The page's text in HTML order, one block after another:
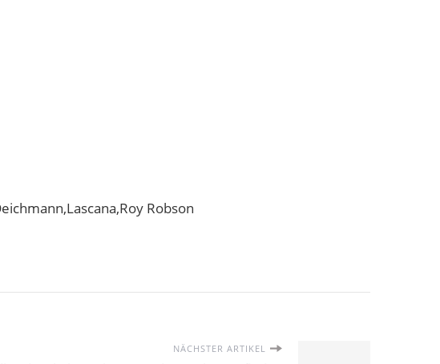
Robson
NÄCHSTER ARTIKEL